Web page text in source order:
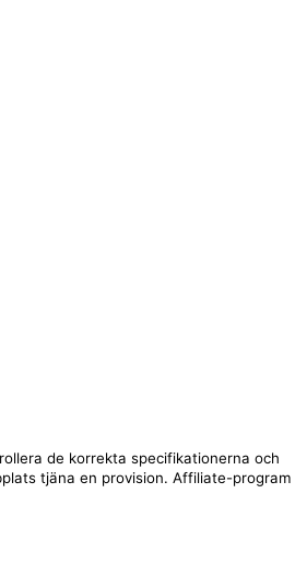
de korrekta specifikationerna och
tjäna en provision. Affiliate-program